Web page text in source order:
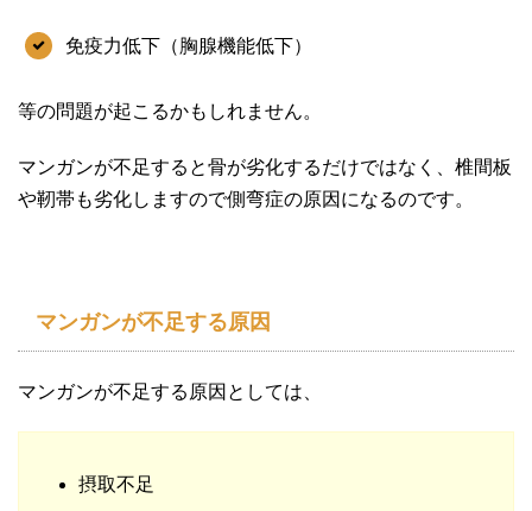
免疫力低下（胸腺機能低下）
等の問題が起こるかもしれません。
マンガンが不足すると骨が劣化するだけではなく、椎間板
や靭帯も劣化しますので側弯症の原因になるのです。
マンガンが不足する原因
マンガンが不足する原因としては、
摂取不足